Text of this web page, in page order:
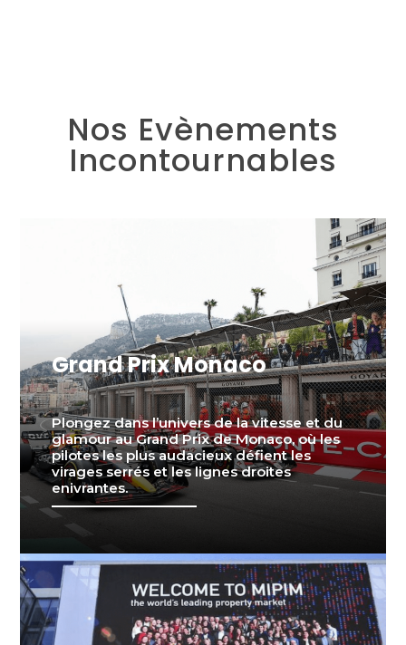
Nos Evènements
Incontournables
Grand Prix Monaco
Plongez dans l’univers de la vitesse et du
glamour au Grand Prix de Monaco, où les
pilotes les plus audacieux défient les
virages serrés et les lignes droites
enivrantes.